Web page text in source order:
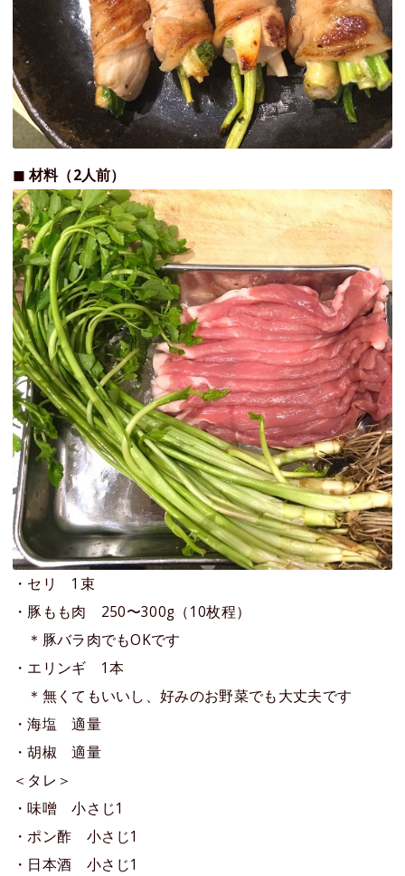
◼︎ 材料（2人前）
・セリ 1束
・豚もも肉 250〜300g（10枚程）
＊豚バラ肉でもOKです
・エリンギ 1本
＊無くてもいいし、好みのお野菜でも大丈夫です
・海塩 適量
・胡椒 適量
＜タレ＞
・味噌 小さじ1
・ポン酢 小さじ1
・日本酒 小さじ1